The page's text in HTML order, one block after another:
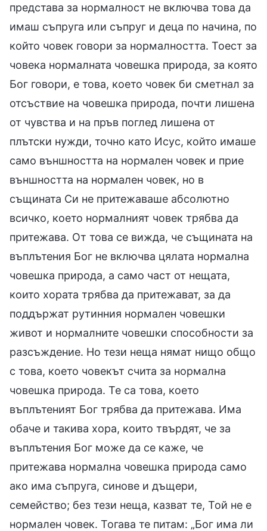
представа за нормалност не включва това да
имаш съпруга или съпруг и деца по начина, по
който човек говори за нормалността. Тоест за
човека нормалната човешка природа, за която
Бог говори, е това, което човек би сметнал за
отсъствие на човешка природа, почти лишена
от чувства и на пръв поглед лишена от
плътски нужди, точно като Исус, който имаше
само външността на нормален човек и прие
външността на нормален човек, но в
същината Си не притежаваше абсолютно
всичко, което нормалният човек трябва да
притежава. От това се вижда, че същината на
въплътения Бог не включва цялата нормална
човешка природа, а само част от нещата,
които хората трябва да притежават, за да
поддържат рутинния нормален човешки
живот и нормалните човешки способности за
разсъждение. Но тези неща нямат нищо общо
с това, което човекът счита за нормална
човешка природа. Те са това, което
въплътеният Бог трябва да притежава. Има
обаче и такива хора, които твърдят, че за
въплътения Бог може да се каже, че
притежава нормална човешка природа само
ако има съпруга, синове и дъщери,
семейство; без тези неща, казват те, Той не е
нормален човек. Тогава те питам: „Бог има ли